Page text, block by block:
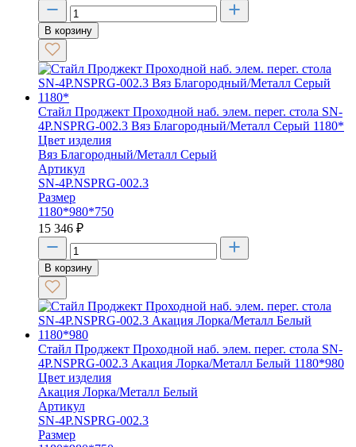
В корзину
Стайл Проджект Проходной наб. элем. перег. стола SN-
4P.NSPRG-002.3 Вяз Благородный/Металл Серый 1180*
Цвет изделия
Вяз Благородный/Металл Серый
Артикул
SN-4P.NSPRG-002.3
Размер
1180*980*750
15 346 ₽
В корзину
Стайл Проджект Проходной наб. элем. перег. стола SN-
4P.NSPRG-002.3 Акация Лорка/Металл Белый 1180*980
Цвет изделия
Акация Лорка/Металл Белый
Артикул
SN-4P.NSPRG-002.3
Размер